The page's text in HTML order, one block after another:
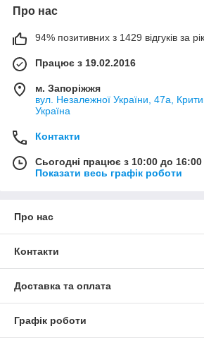
Про нас
94% позитивних з 1429 відгуків за рік
Працює з 19.02.2016
м. Запоріжжя
вул. Незалежної України, 47а,
Україна
Контакти
Сьогодні працює з 10:00 до 16:00
Показати весь графік роботи
Про нас
Контакти
Доставка та оплата
Графік роботи